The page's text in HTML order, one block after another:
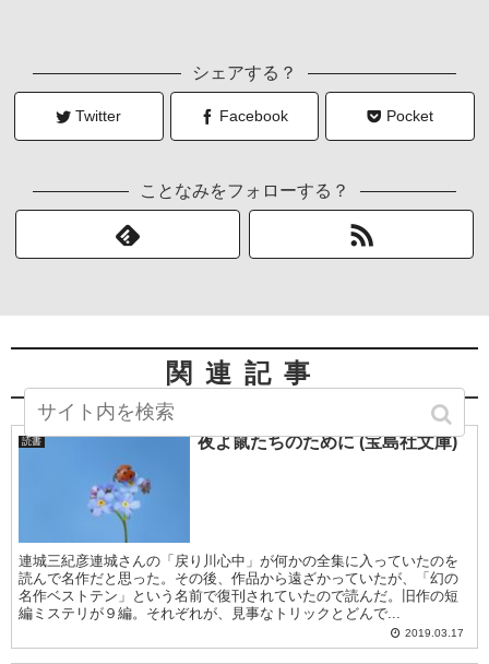
シェアする？
Twitter Facebook Pocket
ことなみをフォローする？
関連記事
読書 夜よ鼠たちのために (宝島社文庫)
連城三紀彦連城さんの「戻り川心中」が何かの全集に入っていたのを
読んで名作だと思った。その後、作品から遠ざかっていたが、「幻の
名作ベストテン」という名前で復刊されていたので読んだ。旧作の短
編ミステリが９編。それぞれが、見事なトリックとどんで...
2019.03.17